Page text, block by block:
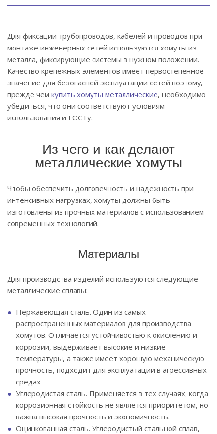
Для фиксации трубопроводов, кабелей и проводов при
монтаже инженерных сетей используются хомуты из
металла, фиксирующие системы в нужном положении.
Качество крепежных элементов имеет первостепенное
значение для безопасной эксплуатации сетей поэтому,
прежде чем купить хомуты металлические, необходимо
убедиться, что они соответствуют условиям
использования и ГОСТу.
Из чего и как делают
металлические хомуты
Чтобы обеспечить долговечность и надежность при
интенсивных нагрузках, хомуты должны быть
изготовлены из прочных материалов с использованием
современных технологий.
Материалы
Для производства изделий используются следующие
металлические сплавы:
Нержавеющая сталь. Один из самых
распространенных материалов для производства
хомутов. Отличается устойчивостью к окислению и
коррозии, выдерживает высокие и низкие
температуры, а также имеет хорошую механическую
прочность, подходит для эксплуатации в агрессивных
средах.
Углеродистая сталь. Применяется в тех случаях, когда
коррозионная стойкость не является приоритетом, но
важна высокая прочность и экономичность.
Оцинкованная сталь. Углеродистый стальной сплав,